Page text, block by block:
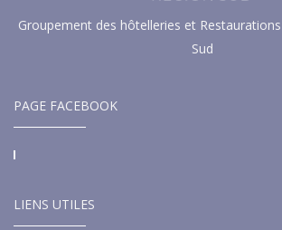
Groupement des hôtelleries et
Sud
PAGE FACEBOOK
LIENS UTILES